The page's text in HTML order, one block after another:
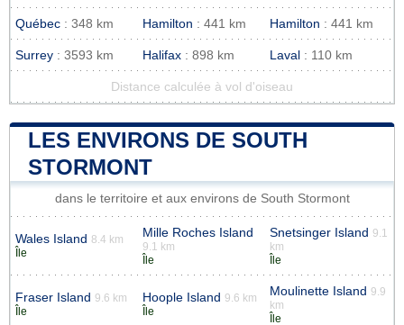
Québec : 348 km Hamilton : 441 km Hamilton : 441 km
Surrey : 3593 km Halifax : 898 km Laval : 110 km
Distance calculée à vol d'oiseau
LES ENVIRONS DE SOUTH
STORMONT
dans le territoire et aux environs de South Stormont
Wales Island 8.4 km
Île
Mille Roches Island
9.1 km
Île
Snetsinger Island 9.1
km
Île
Fraser Island 9.6 km
Île
Hoople Island 9.6 km
Île
Moulinette Island 9.9
km
Île